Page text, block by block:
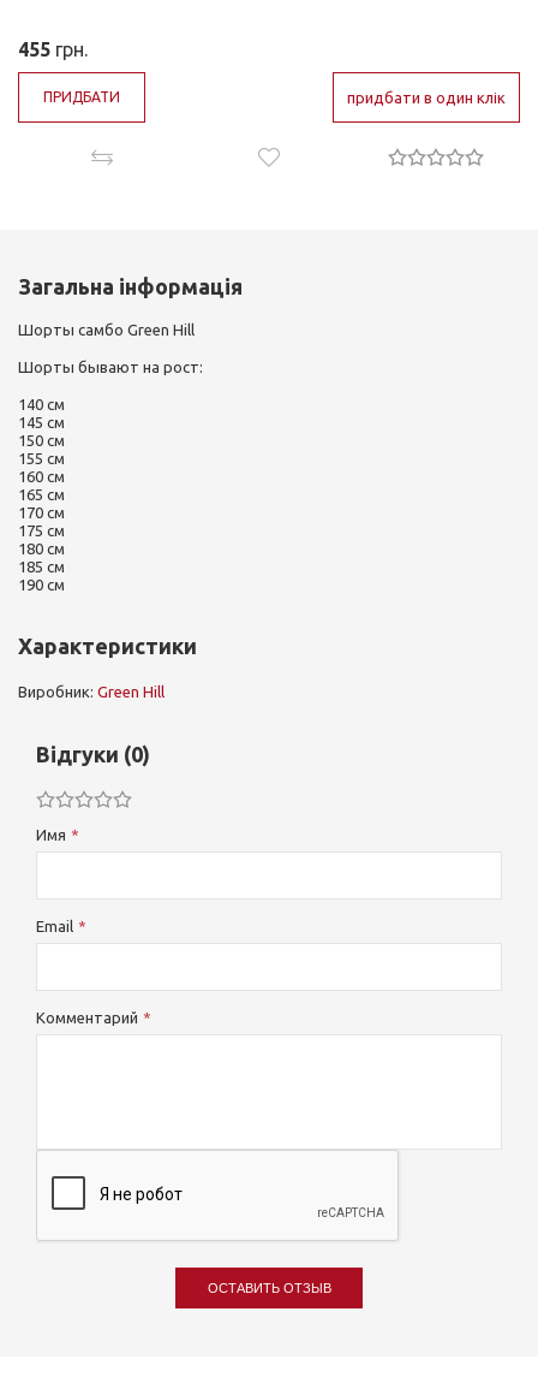
455 грн.
ПРИДБАТИ придбати в один клік
Загальна інформація
Шорты самбо Green Hill
Шорты бывают на рост:
140 см
145 см
150 см
155 см
160 см
165 см
170 см
175 см
180 см
185 см
190 см
Характеристики
Виробник: Green Hill
Відгуки (0)
Имя
Email
Комментарий
ОСТАВИТЬ ОТЗЫВ